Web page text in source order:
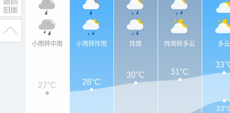
小雨转中雨 小雨转阵雨 阵雨 阵雨转多云 多云
27°C 28°C
30°C 31°C